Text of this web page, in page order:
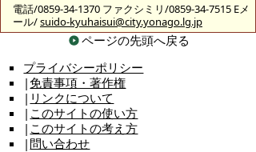
電話/0859-34-1370 ファクシミリ/0859-34-7515 Eメ
ール/suido-kyuhaisui@city.yonago.lg.jp
ページの先頭へ戻る
プライバシーポリシー
|免責事項・著作権
| リンクについて
| このサイトの使い方
| このサイトの考え方
| 問い合わせ